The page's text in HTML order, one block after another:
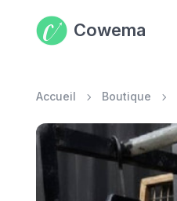
Cowema
Accueil Boutique